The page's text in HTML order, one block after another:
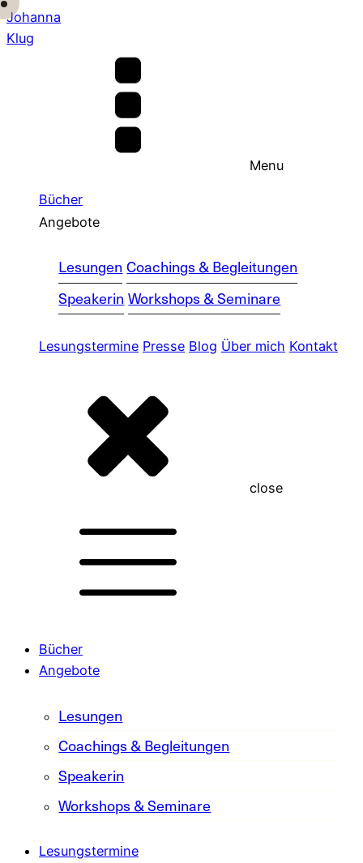
Johanna
Klug
Menu
Bücher
Angebote
Lesungen Coachings & Begleitungen
Speakerin Workshops & Seminare
Lesungstermine Presse Blog Über mich Kontakt
close
Bücher
Angebote
Lesungen
Coachings & Begleitungen
Speakerin
Workshops & Seminare
Lesungstermine